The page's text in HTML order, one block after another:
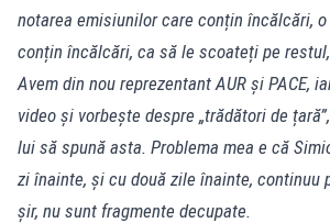
notarea emisiunilor care conțin încălcări,
conțin încălcări, ca să le scoateți pe
Avem din nou reprezentant AUR și PACE,
video și vorbește despre „trădători de
lui să spună asta. Problema mea e că
zi înainte, și cu două zile înainte, continuu
șir, nu sunt fragmente decupate.